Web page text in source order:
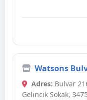
Watsons
Adres: Bulvar
Gelincik Sokak,